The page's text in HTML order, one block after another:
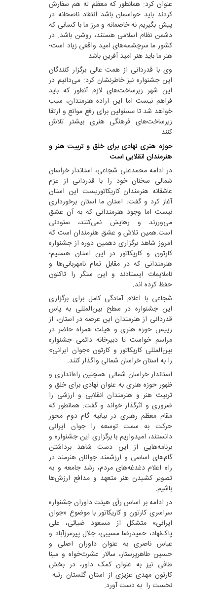
عنوان کرد: همانطور که معظم له هم سفارش
کردند باید حواسمان باشد انتقاد ناصحانه در
پیش بگیریم نه خاصمانه و مرز ما با کسانی که
دشمن نظام اسلامی هستند، روشن باشد. در
کشور ما سرچشمه‌های امید واقعی زیاد است؛
هنر ما باید هنر امید آفرین باشد.
وی با قدردانی از همت عالی برگزار کنندگان
این جشنواره نیز خاطرنشان کرد: می‌دانیم در
این شهر زیرساخت‌های لازم آنطور که باید
فراهم نیست اما این اراده هنرمندان، سبب
خواهد شد تا مسئولین برای رفع موانع و ارتقا
زیرساخت‌های فرهنگی هنری بیشتر تلاش
کنند.
حوزه هنری نهادی برای خلق و تربیت هنر و
هنرمندان انقلابی است
در ادامه محمدعلی شجاعی، استاندار خراسان
شمالی سخنان خود را با قدردانی از عزم
عاشقانه هنرمندان کاریکاتوریست این استان
آغاز کرد و گفت: استان ما استان برخورداری
نیست اما وجود هنرمندانی که به آن عشق
می‌ورزند و رهایش نمی‌کنند، ستودنی
است.همین تلاش و عشق هنرمندان است که
امروز شاهد برگزاری دهمین دوره از جشنواره
کارتون و کاریکاتور در این استان هستیم؛
هنرمندانی که در مقابل تمام نامهربانی‌ها و
ناملایمات ایستادند و این سنگر را تاکنون
حفظ کرده اند.
شجاعی با اعلام آمادگی کامل برای برگزاری
این جشنواره در سطح بین‌المللی به پاس
قدردانی از هنرمندان این عرصه در استان، از
رییس حوزه هنری و هیلت همراه حاضر در
مراسم خواست تا دبیرخانه دائمی جشنواره
بین‌المللی کاریکاتور و کارتون «جوان ایرانی»
را به استان خراسان شمالی واگذار کنند.
استاندار خراسان شمالی همچنین راه‌اندازی و
ظهور حوزه هنری به عنوان نهادی برای خلق و
تربیت هنر و هنرمندان انقلابی و ارزشی را
ضروری و اثرگذار خواند و گفت: همانطور که
مقام معظم رهبری در بیانیه گام دوم محور
حرکت به سمت توسعه را جوان ایرانی
دانستند، امیدواریم با برگزاری این جشنواره و
برنامه‌هایی از این دست شاهد برداشتن
گام‌های اساسی و ارزشمند جوانان هنرمند در
راه اعلام دغدغه‌های مردم، رشد جامعه و به
تصویر کشیدن هنر متعهد و مدافع ارزش‌ها
باشیم.
در ادامه بر اساس رأی هیئت داوران جشنواره
سراسری کارتون و کاریکاتور با موضوع «جوان
ایرانی» متشکل از مسعود ضیائی، علی
پاک‌نهاد، حمیدرضا مسیبی، جلال پیرمرزآباد و
عباس ناصری به عنوان داوران اصلی و
حسین طاهرپرستار، سالار عشرت‌خواه و مینا
طافی نیز به عنوان کمک داور، در بخش
کارتون مهدی عزیزی از استان گلستان رتبه
نخست را به دست آورد.